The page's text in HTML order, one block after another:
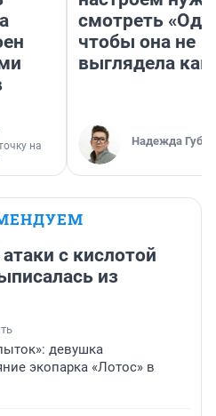
на
смотреть
чтобы она не
выглядела как
Надежда
с кислотой
из
девушка
экопарка «Лотос» в